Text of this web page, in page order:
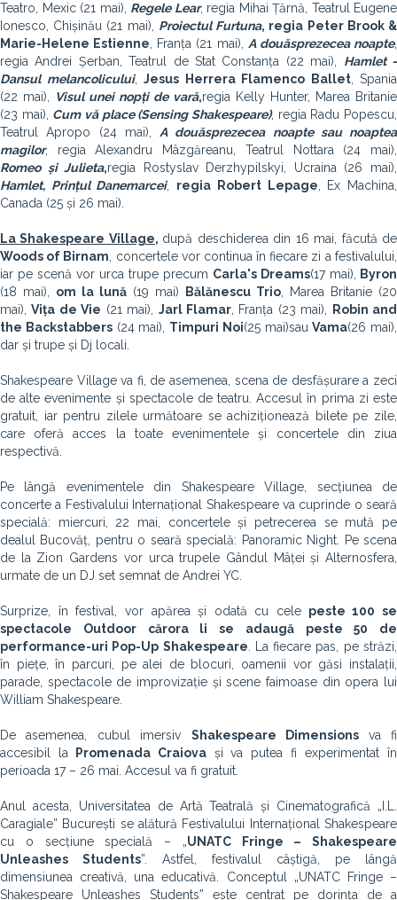
Teatro, Mexic (21 mai), Regele Lear, regia Mihai Țărnă, Teatrul Eugene
Ionesco, Chișinău (21 mai), Proiectul Furtuna, regia Peter Brook &
Marie-Helene Estienne , Franța (21 mai), A douăsprezecea noapte,
regia Andrei Șerban, Teatrul de Stat Constanța (22 mai), Hamlet -
Dansul melancolicului, Jesus Herrera Flamenco Ballet, Spania
(22 mai),
Visul unei nopți de vară,regia Kelly Hunter, Marea Britanie
(23 mai), Cum vă place (Sensing Shakespeare), regia Radu Popescu,
Teatrul Apropo (24 mai), A douăsprezecea noapte sau noaptea
magilor, regia Alexandru Mâzgăreanu, Teatrul Nottara (24 mai),
Romeo și Julieta,regia Rostyslav Derzhypilskyi, Ucraina (26 mai),
Hamlet, Prințul Danemarcei, regia Robert Lepage , Ex Machina,
Canada (25 și 26 mai).
La Shakespeare Village, după deschiderea din 16 mai, făcută de
Woods of Birnam , concertele vor continua în fiecare zi a festivalului,
iar pe scenă vor urca trupe precum Carla's Dreams(17 mai),
Byron
(18 mai), om la lună (19 mai) Bălănescu Trio , Marea Britanie (20
mai),Vița de Vie (21 mai), Jarl Flamar, Franța (23 mai),
Robin and
the Backstabbers(24 mai), Timpuri Noi(25 mai)sauVama(26 mai),
dar și trupe și Dj locali.
Shakespeare Village va fi, de asemenea, scena de desfășurare a zeci
de alte evenimente și spectacole de teatru. Accesul în prima zi este
gratuit, iar pentru zilele următoare se achiziționează bilete pe zile,
care oferă acces la toate evenimentele și concertele din ziua
respectivă.
Pe lângă evenimentele din Shakespeare Village, secțiunea de
concerte a Festivalului Internațional Shakespeare va cuprinde o seară
specială: miercuri, 22 mai, concertele și petrecerea se mută pe
dealul Bucovăț, pentru o seară specială: Panoramic Night. Pe scena
de la Zion Gardens vor urca trupele Gândul Mâței și Alternosfera,
urmate de un DJ set semnat de Andrei YC.
Surprize, în festival, vor apărea și odată cu cele peste 100 se
spectacole Outdoor cărora li se adaugă peste 50 de
performance-uri Pop-Up Shakespeare . La fiecare pas, pe străzi,
în piețe, în parcuri, pe alei de blocuri, oamenii vor găsi instalații,
parade, spectacole de improvizație și scene faimoase din opera lui
William Shakespeare.
De asemenea, cubul imersiv Shakespeare Dimensions va fi
accesibil la Promenada Craiovași va putea fi experimentat în
perioada 17 – 26 mai. Accesul va fi gratuit.
Anul acesta, Universitatea de Artă Teatrală și Cinematografică „I.L.
Caragiale” București se alătură Festivalului Internațional Shakespeare
cu o secțiune specială – „UNATC Fringe – Shakespeare
Unleashes Students”. Astfel, festivalul câștigă, pe lângă
dimensiunea creativă, una educativă. Conceptul „UNATC Fringe –
Shakespeare Unleashes Students” este centrat pe dorința de a